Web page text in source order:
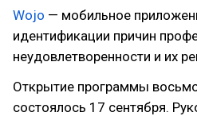
Wojo — мобильное
идентификации причин
неудовлетворенности и их
Открытие программы
состоялось 17 сентября.